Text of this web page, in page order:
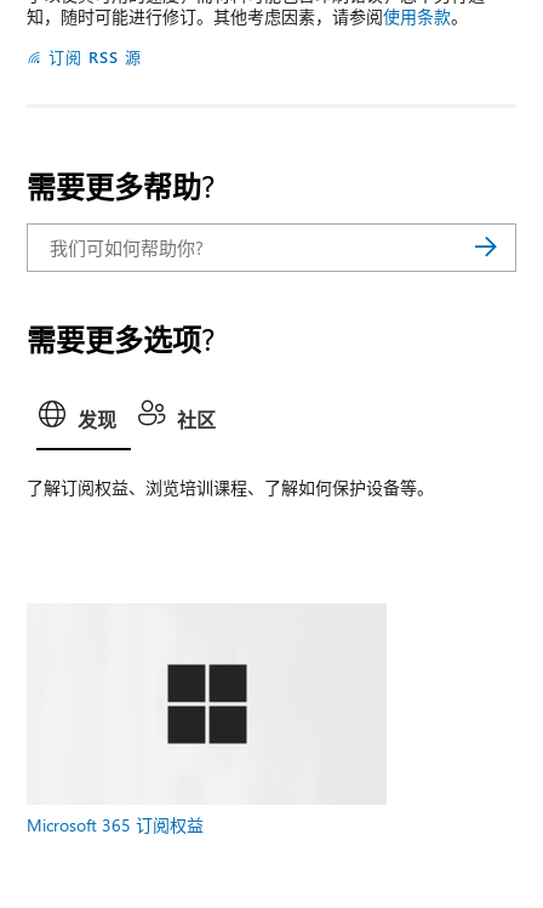
知，随时可能进行修订。其他考虑因素，请参阅使用条款。
订阅 RSS 源
需要更多帮助?
需要更多选项?
发现 社区
了解订阅权益、浏览培训课程、了解如何保护设备等。
Microsoft 365 订阅权益